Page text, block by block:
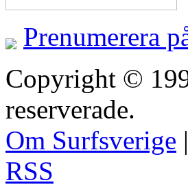
Prenumerera
Copyright ©
reserverade.
Om Surfsverige |
RSS